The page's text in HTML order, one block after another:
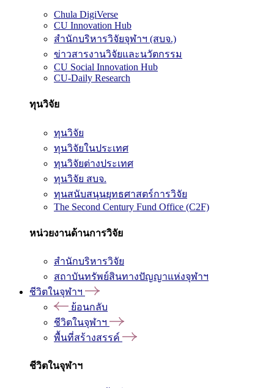
Chula DigiVerse
CU Innovation Hub
สำนักบริหารวิจัยจุฬาฯ (สบจ.)
ข่าวสารงานวิจัยและนวัตกรรม
CU Social Innovation Hub
CU-Daily Research
ทุนวิจัย
ทุนวิจัย
ทุนวิจัยในประเทศ
ทุนวิจัยต่างประเทศ
ทุนวิจัย สบจ.
ทุนสนับสนุนยุทธศาสตร์การวิจัย
The Second Century Fund Office (C2F)
หน่วยงานด้านการวิจัย
สำนักบริหารวิจัย
สถาบันทรัพย์สินทางปัญญาแห่งจุฬาฯ
ชีวิตในจุฬาฯ
ย้อนกลับ
ชีวิตในจุฬาฯ
พื้นที่สร้างสรรค์
ชีวิตในจุฬาฯ